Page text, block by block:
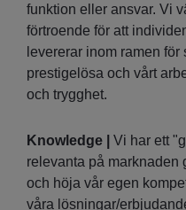
funktion eller ansvar. Vi
förtroende för att
levererar inom ramen
prestigelösa och vårt
och trygghet.
Knowledge |
Vi har ett
relevanta på marknaden
och höja vår egen
våra lösningar/